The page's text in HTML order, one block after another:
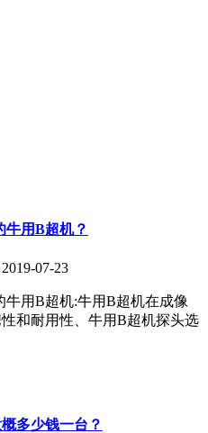
牛用B超机？
07-23
用B超机:牛用B超机在成像
和耐用性、牛用B超机探头选
多少钱一台？